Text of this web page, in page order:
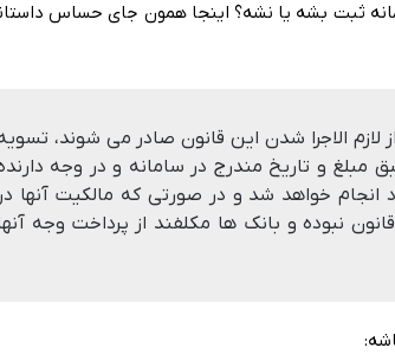
ثبت بشه یا نشه؟ اینجا همون جای حساس
الاجرا شدن این قانون صادر می شوند،
و تاریخ مندرج در سامانه و در وجه
انجام خواهد شد و در صورتی که مالکیت آنها در
نبوده و بانک ها مکلفند از پرداخت وجه